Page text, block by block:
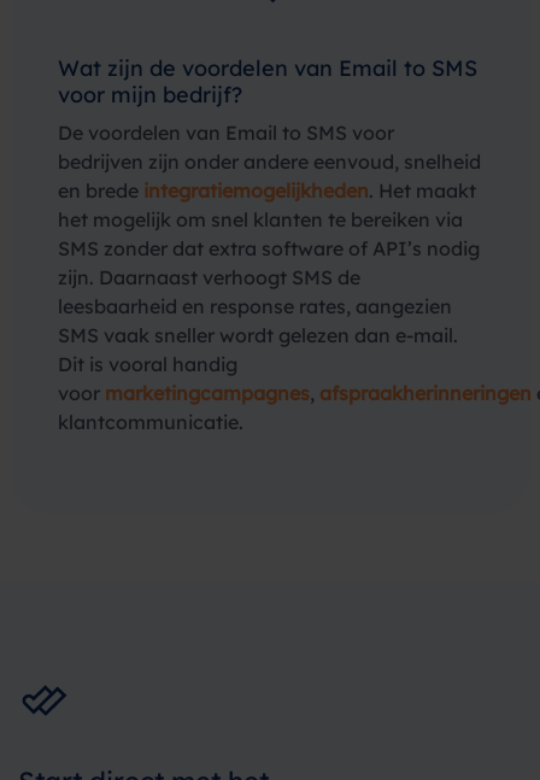
Wat zijn de voordelen van Email to SMS
voor mijn bedrijf?
De voordelen van Email to SMS voor
bedrijven zijn onder andere eenvoud, snelheid
en brede integratiemogelijkheden. Het maakt
het mogelijk om snel klanten te bereiken via
SMS zonder dat extra software of API’s nodig
zijn. Daarnaast verhoogt SMS de
leesbaarheid en response rates, aangezien
SMS vaak sneller wordt gelezen dan e-mail.
Dit is vooral handig
voor marketingcampagnes, afspraakherinneringen
klantcommunicatie.